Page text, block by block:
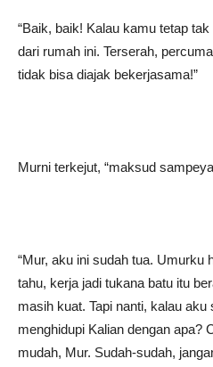
“Baik, baik! Kalau kamu tetap
dari rumah ini. Terserah,
tidak bisa diajak bekerjasama!”
Murni terkejut, “maksud
“Mur, aku ini sudah tua. Umurku
tahu, kerja jadi tukana batu itu
masih kuat. Tapi nanti, kalau
menghidupi Kalian dengan apa?
mudah, Mur. Sudah-sudah,